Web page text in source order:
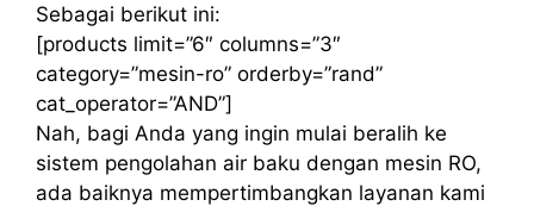
Sebagai berikut ini:
[products limit=”6″ columns=”3″
category=”mesin-ro” orderby=”rand”
cat_operator=”AND”]
Nah, bagi Anda yang ingin mulai beralih ke
sistem pengolahan air baku dengan mesin RO,
ada baiknya mempertimbangkan layanan kami